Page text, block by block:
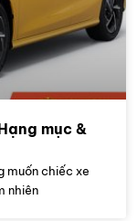
mục &
muốn chiếc xe
nhiên